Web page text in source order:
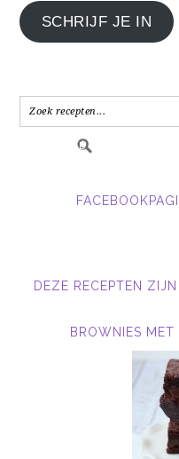
je
e-
in.....
SCHRIJF JE IN
DEZE RECEPTEN
BROWNIES